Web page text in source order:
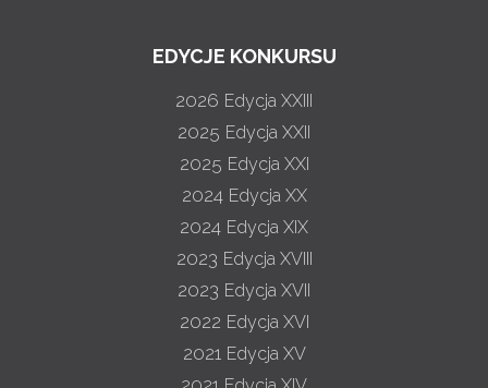
EDYCJE KONKURSU
2026 Edycja XXIII
2025 Edycja XXII
2025 Edycja XXI
2024 Edycja XX
2024 Edycja XIX
2023 Edycja XVIII
2023 Edycja XVII
2022 Edycja XVI
2021 Edycja XV